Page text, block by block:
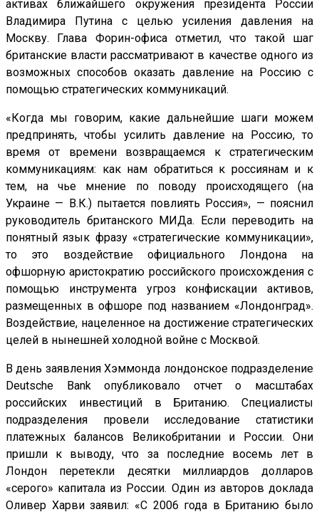
активах ближайшего окружения президента России
Владимира Путина с целью усиления давления на
Москву. Глава Форин-офиса отметил, что такой шаг
британские власти рассматривают в качестве одного из
возможных способов оказать давление на Россию с
помощью стратегических коммуникаций.
«Когда мы говорим, какие дальнейшие шаги можем
предпринять, чтобы усилить давление на Россию, то
время от времени возвращаемся к стратегическим
коммуникациям: как нам обратиться к россиянам и к
тем, на чье мнение по поводу происходящего (на
Украине — В.К.) пытается повлиять Россия», — пояснил
руководитель британского МИДа. Если переводить на
понятный язык фразу «стратегические коммуникации»,
то это воздействие официального Лондона на
офшорную аристократию российского происхождения с
помощью инструмента угроз конфискации активов,
размещенных в офшоре под названием «Лондонград».
Воздействие, нацеленное на достижение стратегических
целей в нынешней холодной войне с Москвой.
В день заявления Хэммонда лондонское подразделение
Deutsche Bank опубликовало отчет о масштабах
российских инвестиций в Британию. Специалисты
подразделения провели исследование статистики
платежных балансов Великобритании и России. Они
пришли к выводу, что за последние восемь лет в
Лондон перетекли десятки миллиардов долларов
«серого» капитала из России. Один из авторов доклада
Оливер Харви заявил: «С 2006 года в Британию было